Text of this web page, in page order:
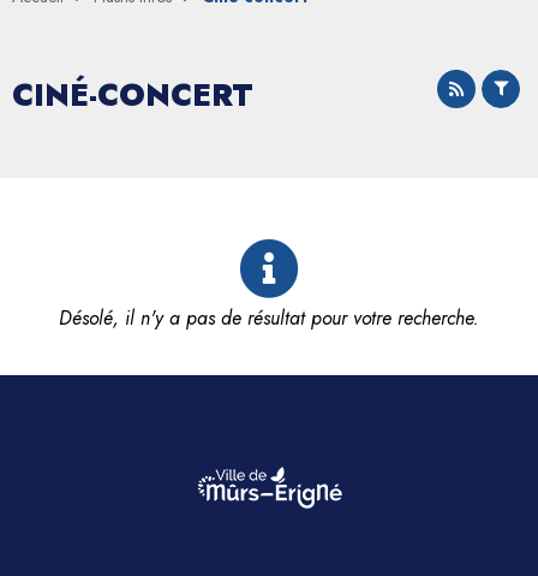
CINÉ-CONCERT
Désolé, il n'y a pas de résultat pour votre recherche.